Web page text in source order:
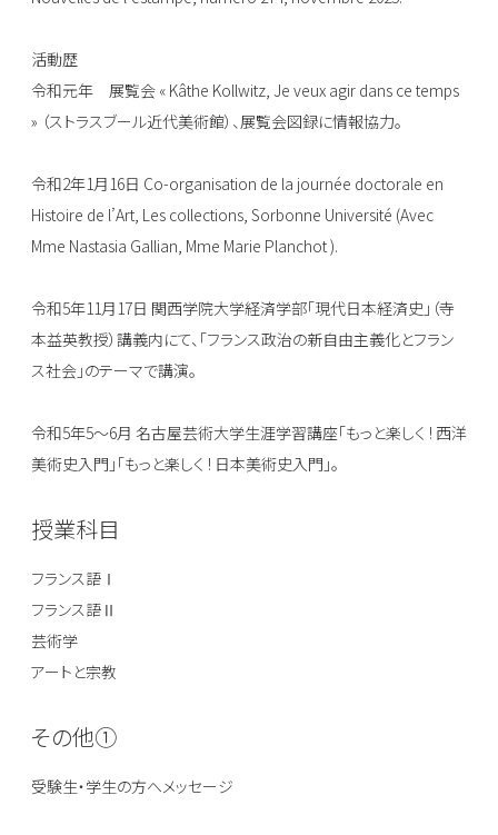
活動歴
令和元年 展覧会 « Kâthe Kollwitz, Je veux agir dans ce temps
» （ストラスブール近代美術館）、展覧会図録に情報協力。
令和2年1月16日 Co-organisation de la journée doctorale en
Histoire de l’Art, Les collections, Sorbonne Université (Avec
Mme Nastasia Gallian, Mme Marie Planchot ).
令和5年11月17日 関西学院大学経済学部「現代日本経済史」（寺
本益英教授）講義内にて、「フランス政治の新自由主義化とフラン
ス社会」のテーマで講演。
令和5年5〜6月 名古屋芸術大学生涯学習講座「もっと楽しく ! 西洋
美術史入門」「もっと楽しく ! 日本美術史入門」。
授業科目
フランス語Ⅰ
フランス語Ⅱ
芸術学
アートと宗教
その他①
受験生・学生の方へメッセージ